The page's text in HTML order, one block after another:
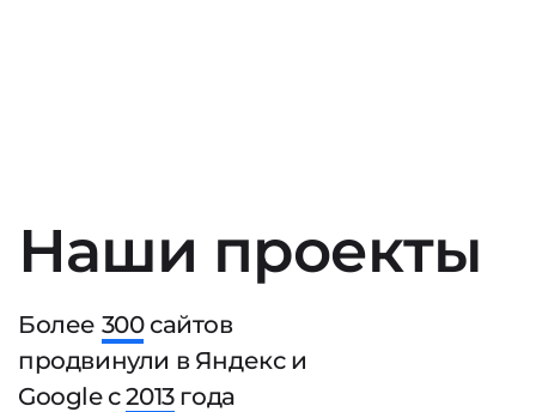
Наши проекты
Более 300сайтов
продвинули в Яндекс и
Google с2013года